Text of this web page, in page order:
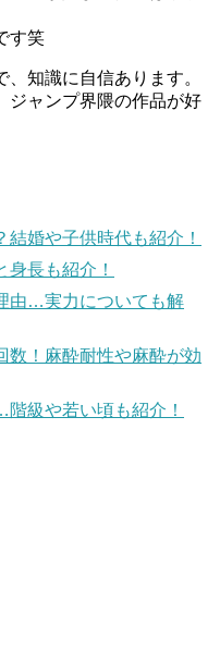
す笑
知識に自信あります。
ジャンプ界隈の作品が好
婚や子供時代も紹介！
長も紹介！
由…実力についても解
数！麻酔耐性や麻酔が効
級や若い頃も紹介！